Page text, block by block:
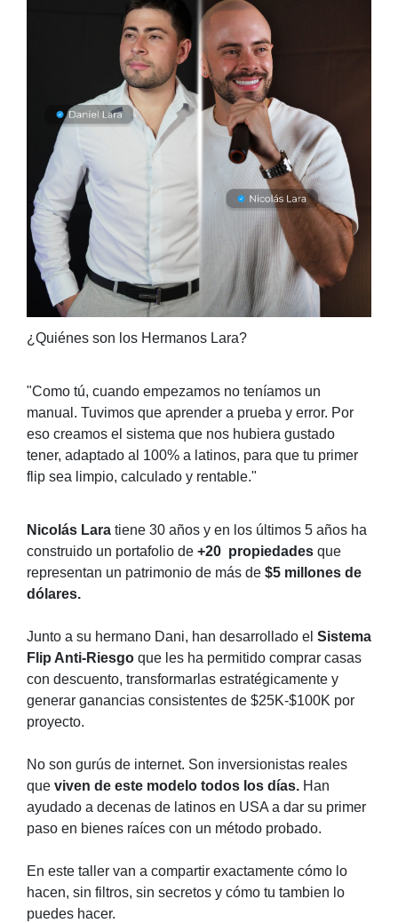
¿Quiénes son los Hermanos Lara?
"Como tú, cuando empezamos no teníamos un
manual. Tuvimos que aprender a prueba y error. Por
eso creamos el sistema que nos hubiera gustado
tener, adaptado al 100% a latinos, para que tu primer
flip sea limpio, calculado y rentable."
Nicolás Lara tiene 30 años y en los últimos 5 años ha
construido un portafolio de +20 propiedades que
representan un patrimonio de más de $5 millones de
dólares.
Junto a su hermano Dani, han desarrollado el Sistema
Flip Anti-Riesgo que les ha permitido comprar casas
con descuento, transformarlas estratégicamente y
generar ganancias consistentes de $25K-$100K por
proyecto.
No son gurús de internet. Son inversionistas reales
que viven de este modelo todos los días. Han
ayudado a decenas de latinos en USA a dar su primer
paso en bienes raíces con un método probado.
En este taller van a compartir exactamente cómo lo
hacen, sin filtros, sin secretos y cómo tu tambien lo
puedes hacer.